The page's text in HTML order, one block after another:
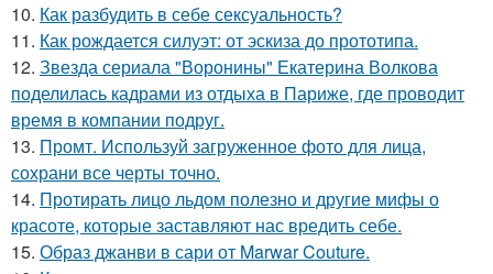
10. Как разбудить в себе сексуальность?
11. Как рождается силуэт: от эскиза до прототипа.
12. Звезда сериала "Воронины" Екатерина Волкова
поделилась кадрами из отдыха в Париже, где проводит
время в компании подруг.
13. Промт. Используй загруженное фото для лица,
сохрани все черты точно.
14. Протирать лицо льдом полезно и другие мифы о
красоте, которые заставляют нас вредить себе.
15. Образ джанви в сари от Marwar Couture.